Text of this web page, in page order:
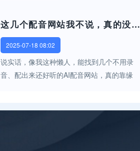
这几个配音网站我不说，真的没人知道
2025-07-18 08:02
说实话，像我这种懒人，能找到几个不用录
音、配出来还好听的AI配音网站，真的靠缘